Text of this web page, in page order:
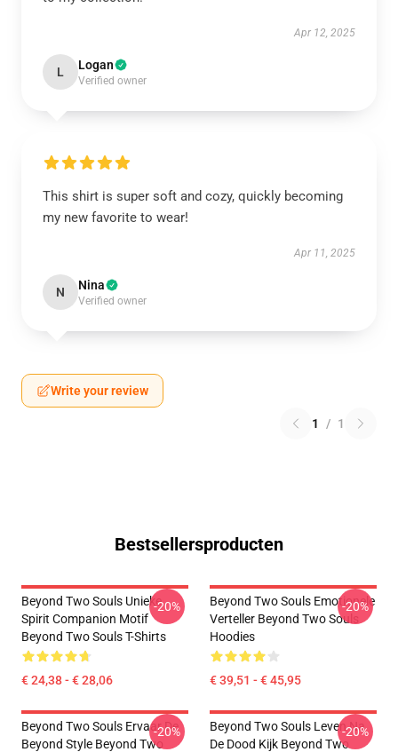
Apr 12, 2025
L Logan
Verified owner
This shirt is super soft and cozy, quickly becoming
my new favorite to wear!
Apr 11, 2025
N Nina
Verified owner
Write your review
1 / 1
Bestsellersproducten
Beyond Two Souls Unieke
Spirit Companion Motif
Beyond Two Souls T-Shirts
€ 24,38 - € 28,06
-20%
Beyond Two Souls Emotionele
Verteller Beyond Two Souls
Hoodies
€ 39,51 - € 45,95
-20%
Beyond Two Souls Ervaar De
Beyond Style Beyond Two
-20%
Beyond Two Souls Leven Na
De Dood Kijk Beyond Two
-20%